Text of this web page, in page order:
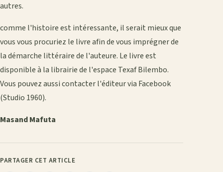
autres.
comme l'histoire est intéressante, il serait mieux que
vous vous procuriez le livre afin de vous imprégner de
la démarche littéraire de l'auteure. Le livre est
disponible à la librairie de l'espace Texaf Bilembo.
Vous pouvez aussi contacter l'éditeur via Facebook
(Studio 1960).
Masand Mafuta
PARTAGER CET ARTICLE